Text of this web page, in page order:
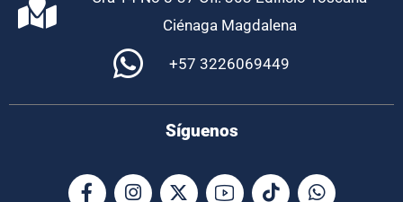
Ciénaga Magdalena
+57 3226069449
Síguenos